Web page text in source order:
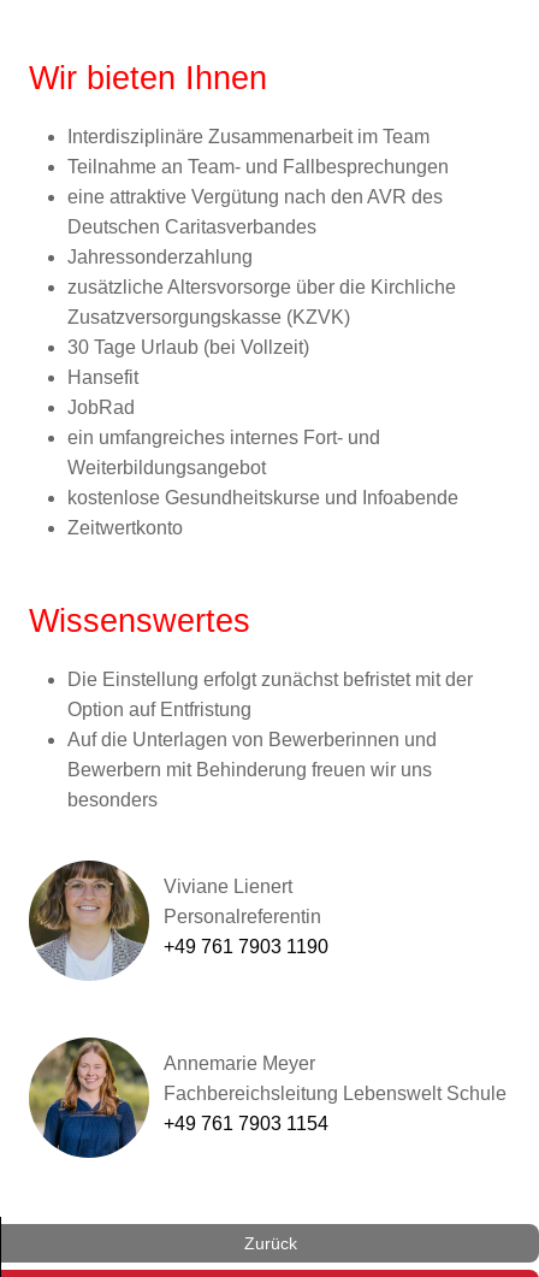
Wir bieten Ihnen
Interdisziplinäre Zusammenarbeit im Team
Teilnahme an Team- und Fallbesprechungen
eine attraktive Vergütung nach den AVR des
Deutschen Caritasverbandes
Jahressonderzahlung
zusätzliche Altersvorsorge über die Kirchliche
Zusatzversorgungskasse (KZVK)
30 Tage Urlaub (bei Vollzeit)
Hansefit
JobRad
ein umfangreiches internes Fort- und
Weiterbildungsangebot
kostenlose Gesundheitskurse und Infoabende
Zeitwertkonto
Wissenswertes
Die Einstellung erfolgt zunächst befristet mit der
Option auf Entfristung
Auf die Unterlagen von Bewerberinnen und
Bewerbern mit Behinderung freuen wir uns
besonders
Viviane Lienert
Personalreferentin
+49 761 7903 1190
Annemarie Meyer
Fachbereichsleitung Lebenswelt Schule
+49 761 7903 1154
Zurück